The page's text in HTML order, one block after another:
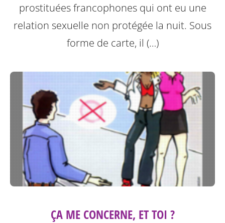
prostituées francophones qui ont eu une
relation sexuelle non protégée la nuit. Sous
forme de carte, il (…)
ÇA ME CONCERNE, ET TOI ?